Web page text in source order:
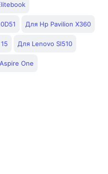
Для Hp Pavilion X360
Для Lenovo Sl510
One